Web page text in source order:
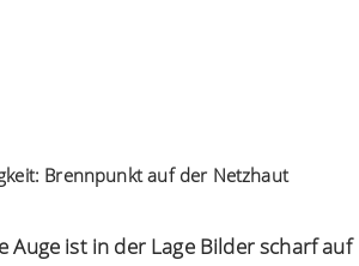
Brennpunkt auf der Netzhaut
Auge ist in der Lage Bilder scharf auf